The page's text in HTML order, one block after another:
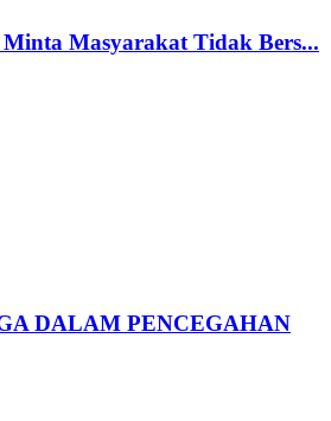
Masyarakat Tidak Bers...
DALAM PENCEGAHAN